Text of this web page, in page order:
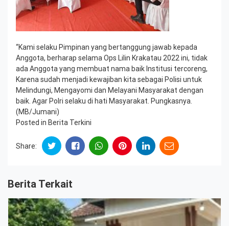
“Kami selaku Pimpinan yang bertanggung jawab kepada
Anggota, berharap selama Ops Lilin Krakatau 2022 ini, tidak
ada Anggota yang membuat nama baik Institusi tercoreng,
Karena sudah menjadi kewajiban kita sebagai Polisi untuk
Melindungi, Mengayomi dan Melayani Masyarakat dengan
baik. Agar Polri selaku di hati Masyarakat. Pungkasnya.
(MB/Jumani)
Posted in Berita Terkini
Share:
Berita Terkait